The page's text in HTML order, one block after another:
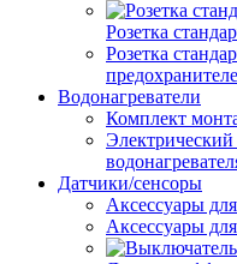
Розетка
Розетка
Водонагреватели
Комплект
Электрический
Датчики/сенсоры
Аксессуары
Аксессуары